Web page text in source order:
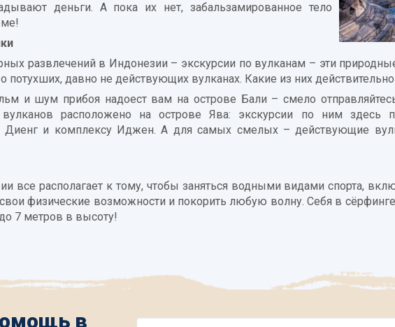
деньги. А пока их нет, забальзамированное тело
развлечений в Индонезии – экскурсии по вулканам – эти
потухших, давно не действующих вулканах. Какие из них действительно
и шум прибоя надоест вам на острове Бали – смело
расположено на острове Ява: экскурсии по ним здесь
Диенг и комплексу Иджен. А для самых смелых – действующие
все располагает к тому, чтобы заняться водными видами спорта,
физические возможности и покорить любую волну. Себя в
7 метров в высоту!
в